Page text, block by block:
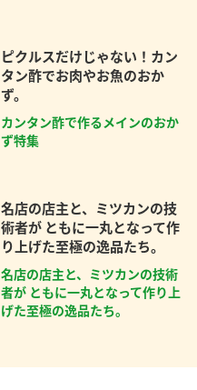
ピクルスだけじゃない！カン
タン酢でお肉やお魚のおか
ず。
カンタン酢で作るメインのおか
ず特集
名店の店主と、ミツカンの技
術者が ともに一丸となって作
り上げた至極の逸品たち。
名店の店主と、ミツカンの技術
者が ともに一丸となって作り上
げた至極の逸品たち。